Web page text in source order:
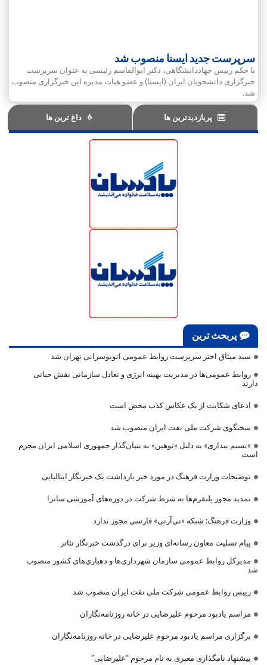
سرپرست جدید ایسنا منصوب شد
با حکم رییس جهاددانشگاهی، دکتر ابوالقاسم رئیسی به عنوان سرپرست
خبرگزاری دانشجویان ایران (ایسنا) و عضو هیات مدیره این خبرگزاری منصوب
شد.
پربازدیدترین ها داغ ترین ها
پربحث ترین
سید میثاق اختر سرپرست روابط عمومی اتوبوسرانی تهران شد
روابط عمومی‌ها در مدیریت بهینه انرژی و تعادل سازمانی نقش حیاتی
دارند
ادعای شکایت از یک عکاس کذب محض است
سخنگوی شرکت ملی نفت ایران منصوب شد
«نسیم بیداری» به دلیل «توهین» به بنیان‌گذار جمهوری اسلامی ایران مجرم
است
توضیحات وزارت فرهنگ در مورد خبر بازداشت یک خبرنگار ایتالیایی
تمدید مجوز پلتفرم‌ها به شرط شرکت در دوره‌های آموزشی ساترا
وزارت فرهنگ: شبکه «تی‌آرتی» فارسی مجوز ندارد
پیام تسلیت معاون رسانه‌ای وزیر برای درگذشت خبرنگار تئاتر
مدیرکل روابط عمومی سازمان شهرداری‌ها و دهیاری‌های کشور منصوب
شد
رییس روابط عمومی شرکت ملی نفت ایران منصوب شد
مراسم یادبود مرحوم علیرضایی در خانه روزنامه‌نگاران
برگزاری مراسم یادبود مرحوم علیرضایی در خانه روزنامه‌نگاران
پیشنهاد نامگذاری معبری به نام مرحوم “علیرضایی”